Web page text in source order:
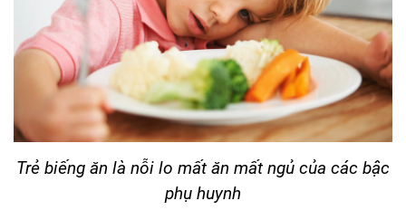
Trẻ biếng ăn là nỗi lo mất ăn mất ngủ của các bậc
phụ huynh